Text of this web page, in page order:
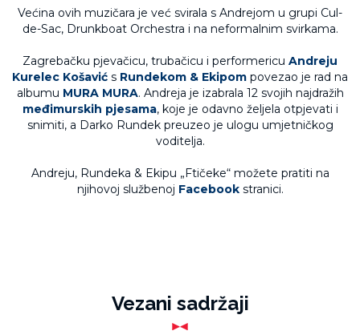
Većina ovih muzičara je već svirala s Andrejom u grupi Cul-
de-Sac, Drunkboat Orchestra i na neformalnim svirkama.
Zagrebačku pjevačicu, trubačicu i performericu Andreju
Kurelec Košavić s Rundekom & Ekipom povezao je rad na
albumu MURA MURA. Andreja je izabrala 12 svojih najdražih
međimurskih pjesama, koje je odavno željela otpjevati i
snimiti, a Darko Rundek preuzeo je ulogu umjetničkog
voditelja.
Andreju, Rundeka & Ekipu „Ftičeke“ možete pratiti na
njihovoj službenoj Facebookstranici.
Vezani sadržaji